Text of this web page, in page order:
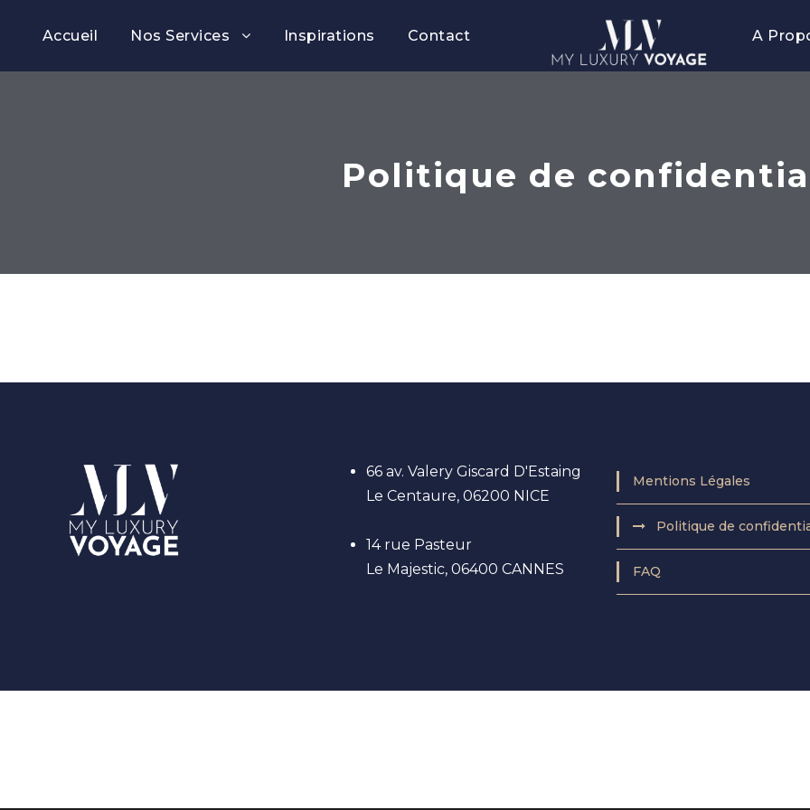
Accueil Nos Services Inspirations Contact A
Politique de
66 av. Valery Giscard D'Estaing
Le Centaure, 06200 NICE
14 rue Pasteur
Le Majestic, 06400 CANNES
Mentions Légales
Politique de
FAQ